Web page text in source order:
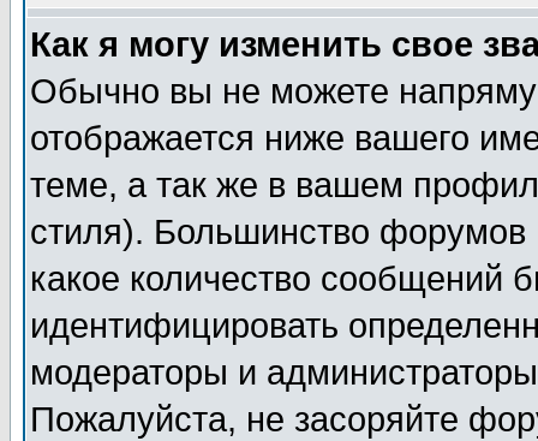
Как я могу изменить свое
Обычно вы не можете
отображается ниже вашего
теме, а так же в вашем
стиля). Большинство форумов
какое количество сообщений
идентифицировать
модераторы и
Пожалуйста, не засоряйте